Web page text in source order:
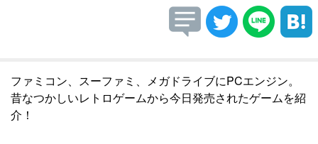
ファミコン、スーファミ、メガドライブにPCエンジン。
昔なつかしいレトロゲームから今日発売されたゲームを紹
介！